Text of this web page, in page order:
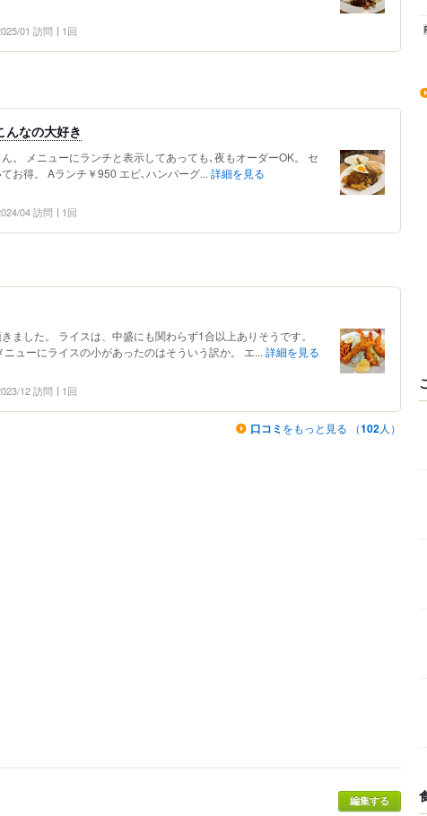
01 訪問 1回
んなの大好き
。 メニューにランチと表示してあっても､夜もオーダーOK。 セ
お得。 Aランチ￥950 エビ､ハンバーグ... 詳細を見る
04 訪問 1回
ました。 ライスは、中盛にも関わらず1合以上ありそうです。
ューにライスの小があったのはそういう訳か。 エ... 詳細を見る
12 訪問 1回
口コミ をもっと見る （102人）